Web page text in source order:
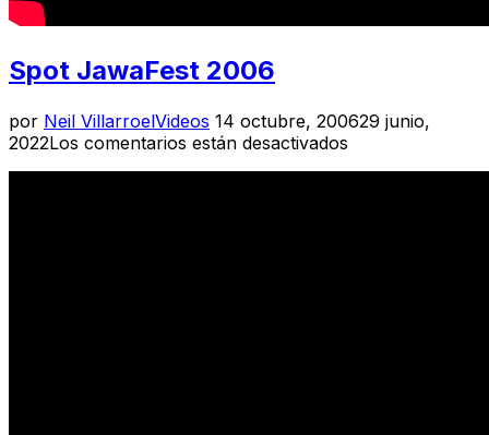
Spot JawaFest 2006
por Neil VillarroelVideos Publicado
el
14 octubre, 200629 junio,
2022Los comentarios están desactivados